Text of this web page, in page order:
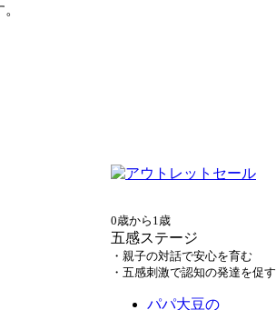
0歳から1歳
五感ステージ
・親子の対話で安心を育む
・五感刺激で認知の発達を促す
パパ大豆の